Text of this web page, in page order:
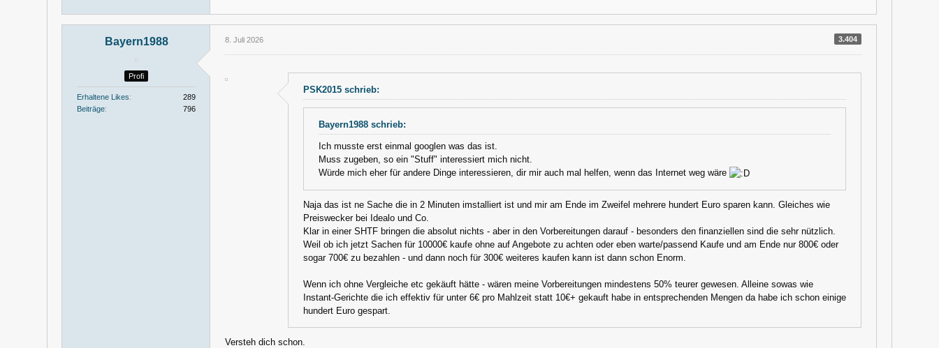
Bayern1988
Profi
Erhaltene Likes
289
Beiträge
796
3.404
8. Juli 2026
PSK2015 schrieb:
Bayern1988 schrieb:
Ich musste erst einmal googlen was das ist.
Muss zugeben, so ein "Stuff" interessiert mich nicht.
Würde mich eher für andere Dinge interessieren, dir mir auch mal helfen, wenn das Internet weg wäre
Naja das ist ne Sache die in 2 Minuten imstalliert ist und mir am Ende im Zweifel mehrere hundert Euro sparen kann. Gleiches wie
Preiswecker bei Idealo und Co.
Klar in einer SHTF bringen die absolut nichts - aber in den Vorbereitungen darauf - besonders den finanziellen sind die sehr nützlich.
Weil ob ich jetzt Sachen für 10000€ kaufe ohne auf Angebote zu achten oder eben warte/passend Kaufe und am Ende nur 800€ oder
sogar 700€ zu bezahlen - und dann noch für 300€ weiteres kaufen kann ist dann schon Enorm.
Wenn ich ohne Vergleiche etc gekäuft hätte - wären meine Vorbereitungen mindestens 50% teurer gewesen. Alleine sowas wie
Instant-Gerichte die ich effektiv für unter 6€ pro Mahlzeit statt 10€+ gekauft habe in entsprechenden Mengen da habe ich schon einige
hundert Euro gespart.
Versteh dich schon.